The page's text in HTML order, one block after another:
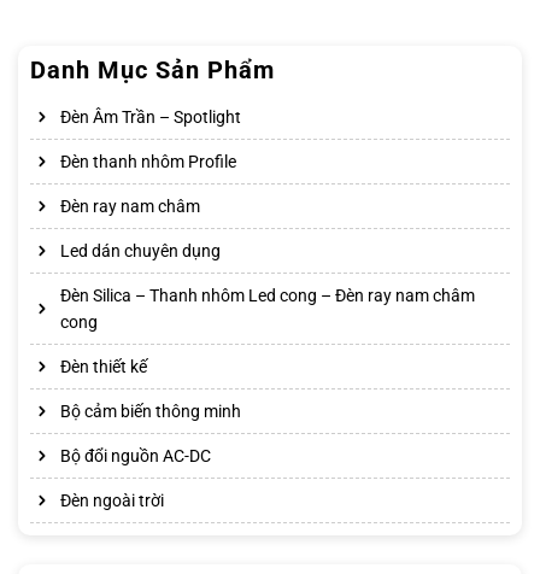
Danh Mục Sản Phẩm
Đèn Âm Trần – Spotlight
Đèn thanh nhôm Profile
Đèn ray nam châm
Led dán chuyên dụng
Đèn Silica – Thanh nhôm Led cong – Đèn ray nam châm
cong
Đèn thiết kế
Bộ cảm biến thông minh
Bộ đổi nguồn AC-DC
Đèn ngoài trời